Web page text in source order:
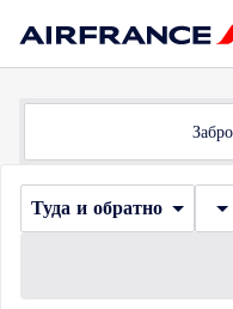
Туда и обратно